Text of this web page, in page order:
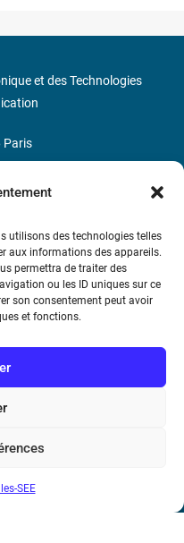
utilisons des technologies telles
aux informations des appareils.
permettra de traiter des
ou les ID uniques sur ce
son consentement peut avoir
et fonctions.
SEE
d’André-
Vente
et des Technologies
Paris
» Ligne 9
: 9412Z TVA intra-